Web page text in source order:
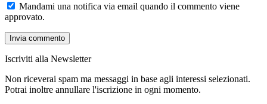
Mandami una notifica via email quando il commento viene
approvato.
Iscriviti alla Newsletter
Non riceverai spam ma messaggi in base agli interessi selezionati.
Potrai inoltre annullare l'iscrizione in ogni momento.